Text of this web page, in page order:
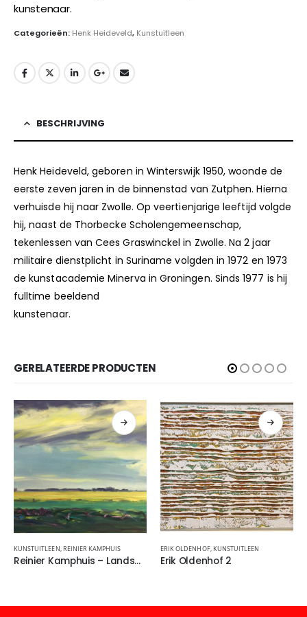
kunstenaar.
Categorieën: Henk Heideveld, Kunstuitleen
BESCHRIJVING
Henk Heideveld, geboren in Winterswijk 1950, woonde de
eerste zeven jaren in de binnenstad van Zutphen. Hierna
verhuisde hij naar Zwolle. Op veertienjarige leeftijd volgde
hij, naast de Thorbecke Scholengemeenschap,
tekenlessen van Cees Graswinckel in Zwolle. Na 2 jaar
militaire dienstplicht in Suriname volgden in 1972 en 1973
de kunstacademie Minerva in Groningen. Sinds 1977 is hij
fulltime beeldend
kunstenaar.
GERELATEERDE PRODUCTEN
KUNSTUITLEEN, REINIER KAMPHUIS
Reinier Kamphuis – Landschap Noord-Holland
ERIK OLDENHOF, KUNSTUITLEEN
Erik Oldenhof 2